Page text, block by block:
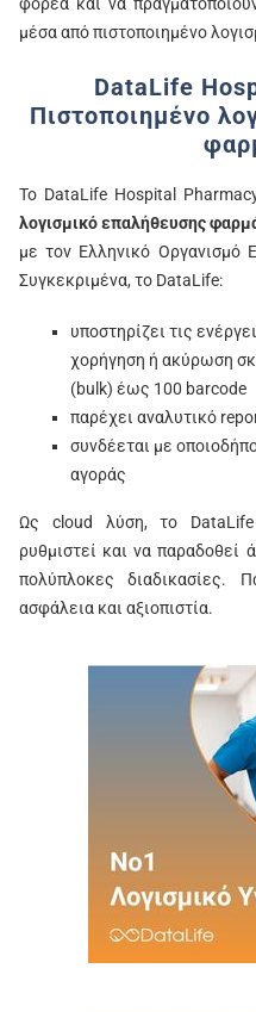
φορέα και να
μέσα από πιστοποιημένο
DataLife
Πιστοποιημένο
Το DataLife Hospital
λογισμικό επαλήθευσης
με τον Ελληνικό Οργανισμό
Συγκεκριμένα, το DataLife:
υποστηρίζει τις
χορήγηση ή ακύρωση
(bulk) έως 100 barcode
παρέχει αναλυτικό
συνδέεται με
αγοράς
Ως cloud λύση, το
ρυθμιστεί και να παραδοθεί
πολύπλοκες διαδικασίες.
ασφάλεια και αξιοπιστία.